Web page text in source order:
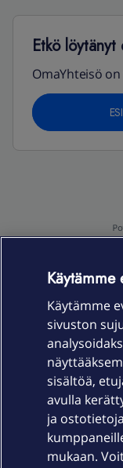
Etkö löytänyt
OmaYhteisö
Laitteet & liittymät
Palvelut
Käytämme
Käytämme
sivuston
sisältöä,
avulla
ja
mukaan.